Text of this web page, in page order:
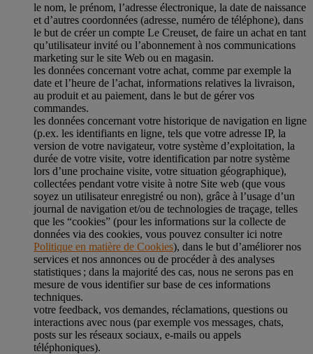
le nom, le prénom, l’adresse électronique, la date de naissance
et d’autres coordonnées (adresse, numéro de téléphone), dans
le but de créer un compte Le Creuset, de faire un achat en tant
qu’utilisateur invité ou l’abonnement à nos communications
marketing sur le site Web ou en magasin.
les données concernant votre achat, comme par exemple la
date et l’heure de l’achat, informations relatives la livraison,
au produit et au paiement, dans le but de gérer vos
commandes.
les données concernant votre historique de navigation en ligne
(p.ex. les identifiants en ligne, tels que votre adresse IP, la
version de votre navigateur, votre système d’exploitation, la
durée de votre visite, votre identification par notre système
lors d’une prochaine visite, votre situation géographique),
collectées pendant votre visite à notre Site web (que vous
soyez un utilisateur enregistré ou non), grâce à l’usage d’un
journal de navigation et/ou de technologies de traçage, telles
que les “cookies” (pour les informations sur la collecte de
données via des cookies, vous pouvez consulter ici notre
Politique en matière de Cookies), dans le but d’améliorer nos
services et nos annonces ou de procéder à des analyses
statistiques ; dans la majorité des cas, nous ne serons pas en
mesure de vous identifier sur base de ces informations
techniques.
votre feedback, vos demandes, réclamations, questions ou
interactions avec nous (par exemple vos messages, chats,
posts sur les réseaux sociaux, e-mails ou appels
téléphoniques).